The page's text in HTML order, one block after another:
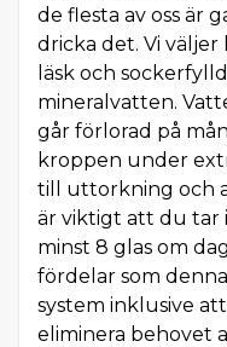
de flesta av oss är
dricka det. Vi
läsk och
mineralvatten.
går förlorad på
kroppen under
till uttorkning och
är viktigt att du tar
minst 8 glas om
fördelar som
system inklusive
eliminera behovet